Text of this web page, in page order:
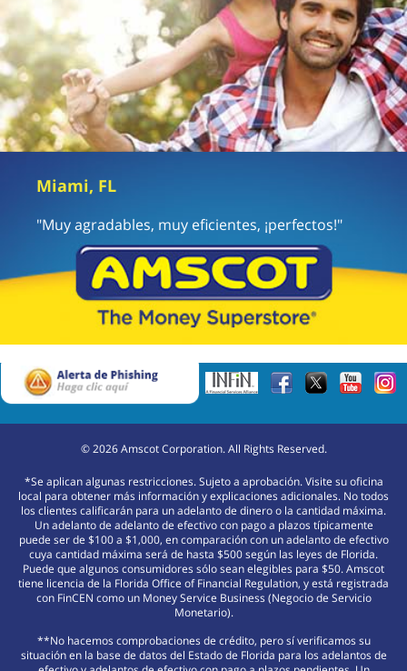
Miami, FL
"Muy agradables, muy eficientes, ¡perfectos!"
©2026Amscot Corporation. All Rights Reserved.
*Se aplican algunas restricciones. Sujeto a aprobación. Visite su oficina
local para obtener más información y explicaciones adicionales. No todos
los clientes calificarán para un adelanto de dinero o la cantidad máxima.
Un adelanto de adelanto de efectivo con pago a plazos típicamente
puede ser de $100 a $1,000, en comparación con un adelanto de efectivo
cuya cantidad máxima será de hasta $500 según las leyes de Florida.
Puede que algunos consumidores sólo sean elegibles para $50. Amscot
tiene licencia de la Florida Office of Financial Regulation, y está registrada
con FinCEN como un Money Service Business (Negocio de Servicio
Monetario).
**No hacemos comprobaciones de crédito, pero sí verificamos su
situación en la base de datos del Estado de Florida para los adelantos de